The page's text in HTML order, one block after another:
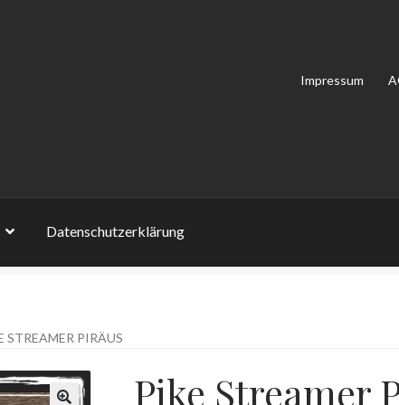
Impressum
Datenschutzerklärung
Zahlungsarten
STREAMER PIRÄUS
Pike Streamer